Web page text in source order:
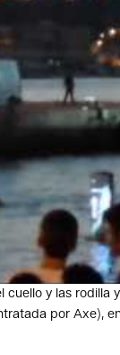
cuello y las rodilla y
por Axe),